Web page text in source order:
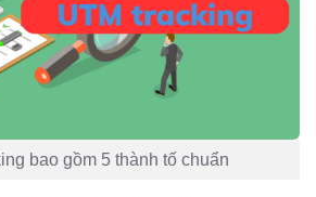
bao gồm 5 thành tố chuẩn